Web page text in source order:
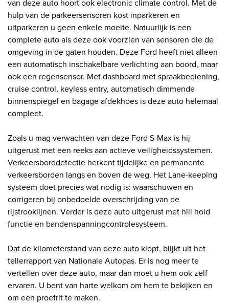
van deze auto hoort ook electronic climate control. Met de
hulp van de parkeersensoren kost inparkeren en
uitparkeren u geen enkele moeite. Natuurlijk is een
complete auto als deze ook voorzien van sensoren die de
omgeving in de gaten houden. Deze Ford heeft niet alleen
een automatisch inschakelbare verlichting aan boord, maar
ook een regensensor. Met dashboard met spraakbediening,
cruise control, keyless entry, automatisch dimmende
binnenspiegel en bagage afdekhoes is deze auto helemaal
compleet.
Zoals u mag verwachten van deze Ford S-Max is hij
uitgerust met een reeks aan actieve veiligheidssystemen.
Verkeersborddetectie herkent tijdelijke en permanente
verkeersborden langs en boven de weg. Het Lane-keeping
systeem doet precies wat nodig is: waarschuwen en
corrigeren bij onbedoelde overschrijding van de
rijstrooklijnen. Verder is deze auto uitgerust met hill hold
functie en bandenspanningcontrolesysteem.
Dat de kilometerstand van deze auto klopt, blijkt uit het
tellerrapport van Nationale Autopas. Er is nog meer te
vertellen over deze auto, maar dan moet u hem ook zelf
ervaren. U bent van harte welkom om hem te bekijken en
om een proefrit te maken.